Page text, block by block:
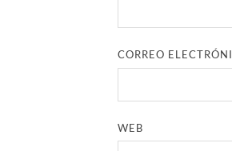
CORREO
WEB